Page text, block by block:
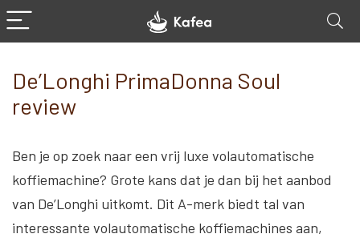
De’Longhi PrimaDonna Soul
review
Ben je op zoek naar een vrij luxe volautomatische
koffiemachine? Grote kans dat je dan bij het aanbod
van De’Longhi uitkomt. Dit A-merk biedt tal van
interessante volautomatische koffiemachines aan,